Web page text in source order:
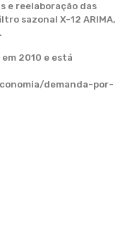
e reelaboração das
sazonal X-12 ARIMA,
2010 e está
demanda-por-